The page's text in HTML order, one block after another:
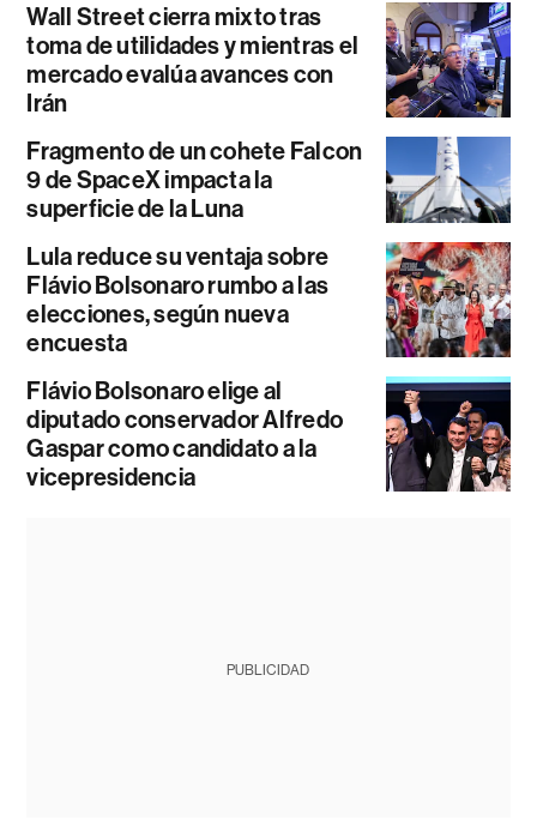
Wall Street cierra mixto tras
toma de utilidades y mientras el
mercado evalúa avances con
Irán
Fragmento de un cohete Falcon
9 de SpaceX impacta la
superficie de la Luna
Lula reduce su ventaja sobre
Flávio Bolsonaro rumbo a las
elecciones, según nueva
encuesta
Flávio Bolsonaro elige al
diputado conservador Alfredo
Gaspar como candidato a la
vicepresidencia
PUBLICIDAD